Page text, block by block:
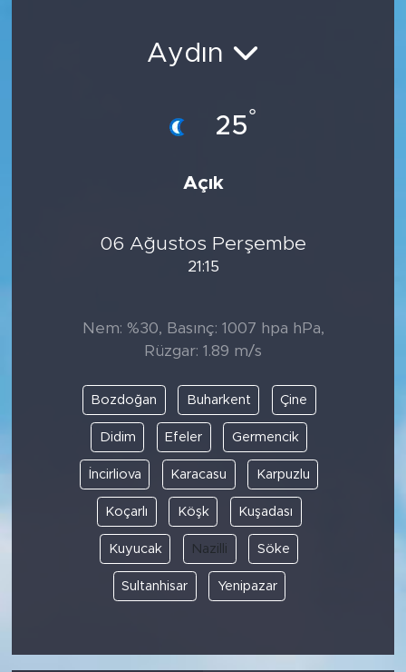
Aydın
25°
Açık
06 Ağustos Perşembe
21:15
Nem: %30, Basınç: 1007 hpa hPa,
Rüzgar: 1.89 m/s
Bozdoğan Buharkent Çine
Didim Efeler Germencik
İncirliova Karacasu Karpuzlu
Koçarlı Köşk Kuşadası
Kuyucak Nazilli Söke
Sultanhisar Yenipazar
Sektör